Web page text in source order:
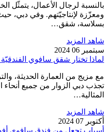
بالنسبة لرجال الأعمال، يتمثّل
ومعزّزة لإنتاجيّتهم. وفي دبي،
بسلاسة، شقق…
شاهد المزيد
سبتمبر 06 2024
لماذا تختار شقق سافوي
مع مزيج من العمارة الحديثة،
تجذب دبي الزوار من جميع أنحاء
المثالية…
شاهد المزيد
أكتوبر 07 2024
أسباب تجعل من فندق سافوي